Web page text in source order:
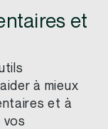
et
à mieux
et à
vos